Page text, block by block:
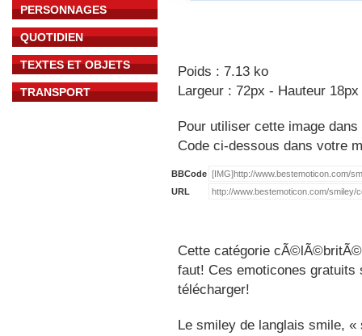
PERSONNAGES
QUOTIDIEN
TEXTES ET OBJETS
TRANSPORT
Poids : 7.13 ko
Largeur : 72px - Hauteur 18px
Pour utiliser cette image
Code ci-dessous dans votre
BBCode
URL
Cette catégorie
faut! Ces emoticones
télécharger!
Le smiley de langlais smile,